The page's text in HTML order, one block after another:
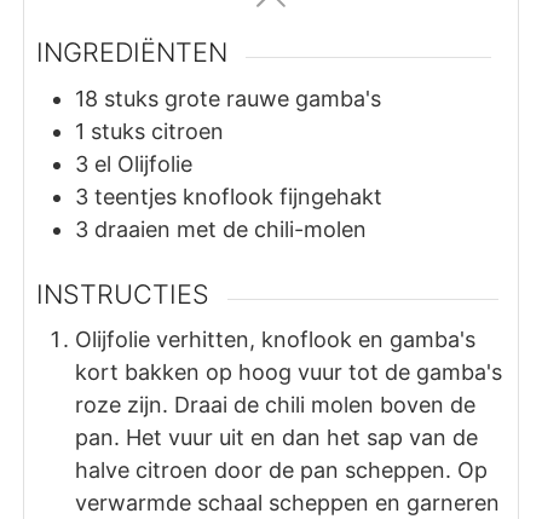
INGREDIËNTEN
18 stuks grote rauwe gamba's
1 stuks citroen
3 el Olijfolie
3 teentjes knoflook fijngehakt
3 draaien met de chili-molen
INSTRUCTIES
Olijfolie verhitten, knoflook en gamba's
kort bakken op hoog vuur tot de gamba's
roze zijn. Draai de chili molen boven de
pan. Het vuur uit en dan het sap van de
halve citroen door de pan scheppen. Op
verwarmde schaal scheppen en garneren